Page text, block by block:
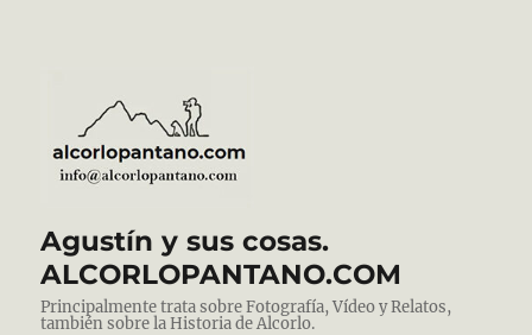
Agustín y sus cosas.
ALCORLOPANTANO.COM
Principalmente trata sobre Fotografía, Vídeo y Relatos,
también sobre la Historia de Alcorlo.